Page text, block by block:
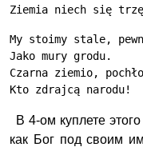
Ziemia niech się
My stoimy stale,
Jako mury grodu.
Czarna ziemio,
Kto zdrajcą narodu!
В 4-ом куплете
как Бог под своим